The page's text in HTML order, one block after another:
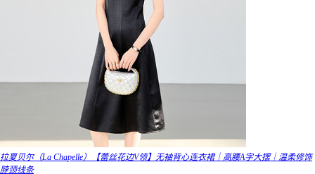
拉夏贝尔（La Chapelle）【蕾丝花边V领】无袖背心连衣裙｜高腰A字大摆｜温柔修饰
脖颈线条